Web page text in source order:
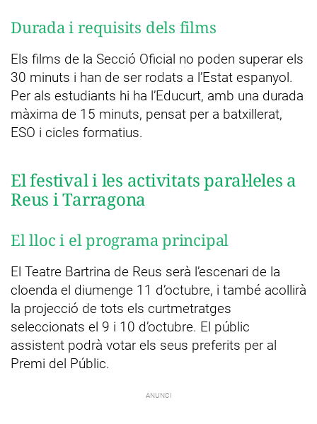
Durada i requisits dels films
Els films de la Secció Oficial no poden superar els
30 minuts i han de ser rodats a l’Estat espanyol.
Per als estudiants hi ha l’Educurt, amb una durada
màxima de 15 minuts, pensat per a batxillerat,
ESO i cicles formatius.
El festival i les activitats paral·leles a
Reus i Tarragona
El lloc i el programa principal
El Teatre Bartrina de Reus serà l’escenari de la
cloenda el diumenge 11 d’octubre, i també acollirà
la projecció de tots els curtmetratges
seleccionats el 9 i 10 d’octubre. El públic
assistent podrà votar els seus preferits per al
Premi del Públic.